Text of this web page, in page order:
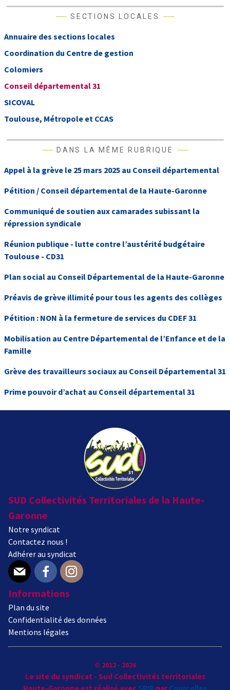
SECTIONS LOCALES
Annuaire des sections locales
Coordination du Centre de gestion
Colomiers
Conseil départemental 31
SICOVAL
Toulouse, Métropole et CCAS
DANS LA MÊME RUBRIQUE
Appel à la grève le 25 mars 2025 au Conseil départemental
Pétition / Conseil départemental de la Haute-Garonne
Communiqué de soutien aux camarades subissant la
répression syndicale
Réunion publique - lutte contre l’austérité budgétaire
Toulouse - CD31
Plan social au Conseil Départemental de la Haute-Garonne
Préavis de grève illimité pour tous les agents des collèges
Pétition : NON à la fermeture de services du CDEF 31
Mobilisation au Centre Départemental de l’Enfance et de la
Famille
Grève des travailleurs sociaux au Conseil Départemental 31
Prime pouvoir d’achat au Conseil départemental 31
SUD Collectivités Territoriales de la Haute-
Garonne
Notre syndicat
Contactez nous !
Adhérer au syndicat
E-mail Facebook
Informations
Plan du site
Confidentialité des données
Mentions légales
© 2012 - 2026
Le site du syndicat - Sud Collectivités territoriales